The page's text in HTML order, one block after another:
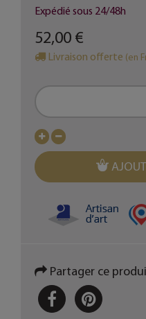
Expédié sous 24/48h
52,00 €
Livraison offerte (en
Partager ce
PARTAGER